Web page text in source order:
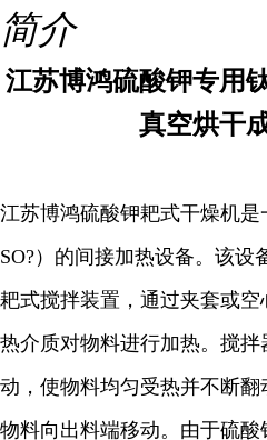
简介
江苏博鸿硫酸钾专用
真空烘干
江苏博鸿硫酸钾耙式干燥机
SO?）的间接加热设备。该
耙式搅拌装置，通过夹套或
热介质对物料进行加热。搅
动，使物料均匀受热并不断
物料向出料端移动。由于硫